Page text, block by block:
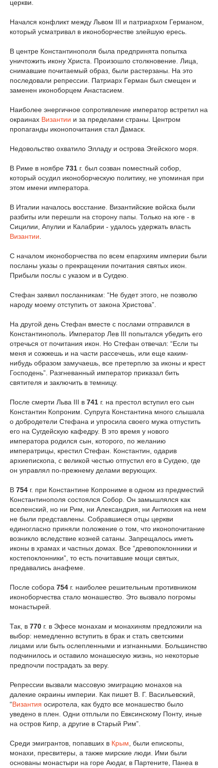
церкви.
Начался конфликт между Львом III и патриархом Германом,
который усматривал в иконоборчестве злейшую ересь.
В центре Константинополя была предпринята попытка
уничтожить икону Христа. Произошло столкновение. Лица,
снимавшие почитаемый образ, были растерзаны. На это
последовали репрессии. Патриарх Герман был смещен и
заменен иконоборцем Анастасием.
Наиболее энергичное сопротивление император встретил на
окраинах Византии и за пределами страны. Центром
пропаганды иконопочитания стал Дамаск.
Недовольство охватило Элладу и острова Эгейского моря.
В Риме в ноябре 731 г. был созван поместный собор,
который осудил иконоборческую политику, не упоминая при
этом имени императора.
В Италии началось восстание. Византийские войска были
разбиты или перешли на сторону папы. Только на юге - в
Сицилии, Апулии и Калабрии - удалось удержать власть
Византии.
С началом иконоборчества по всем епархиям империи были
посланы указы о прекращении почитания святых икон.
Прибыли послы с указом и в Сугдею.
Стефан заявил посланникам: “Не будет этого, не позволю
народу моему отступить от закона Христова”.
На другой день Стефан вместе с послами отправился в
Константинополь. Император Лев III попытался убедить его
отречься от почитания икон. Но Стефан отвечал: “Если ты
меня и сожжешь и на части рассечешь, или еще каким-
нибудь образом замучаешь, все претерплю за иконы и крест
Господень”. Разгневанный император приказал бить
святителя и заключить в темницу.
После смерти Льва III в 741 г. на престол вступил его сын
Константин Копроним. Супруга Константина много слышала
о добродетели Стефана и упросила своего мужа отпустить
его на Сугдейскую кафедру. В это время у нового
императора родился сын, которого, по желанию
императрицы, крестил Стефан. Константин, одарив
архиепископа, с великой честью отпустил его в Сугдею, где
он управлял по-прежнему делами верующих.
В 754 г. при Константине Копрониме в одном из предместий
Константинополя состоялся Собор. Он замышлялся как
вселенский, но ни Рим, ни Александрия, ни Антиохия на нем
не были представлены. Собравшиеся отцы церкви
единогласно приняли положение о том, что иконопочитание
возникло вследствие козней сатаны. Запрещалось иметь
иконы в храмах и частных домах. Все “древопоклонники и
костепоклонники”, то есть почитавшие мощи святых,
предавались анафеме.
После собора 754 г. наиболее решительным противником
иконоборчества стало монашество. Это вызвало погромы
монастырей.
Так, в 770 г. в Эфесе монахам и монахиням предложили на
выбор: немедленно вступить в брак и стать светскими
лицами или быть ослепленными и изгнанными. Большинство
подчинилось и оставило монашескую жизнь, но некоторые
предпочли пострадать за веру.
Репрессии вызвали массовую эмиграцию монахов на
далекие окраины империи. Как пишет В. Г. Васильевский,
“Византия осиротела, как будто все монашество было
уведено в плен. Одни отплыли по Евксинскому Понту, иные
на остров Кипр, а другие в Старый Рим”.
Среди эмигрантов, попавших в Крым, были епископы,
монахи, пресвитеры, а также мирские люди. Ими были
основаны монастыри на горе Аюдаг, в Партените, Панеа в